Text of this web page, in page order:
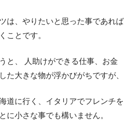
は、やりたいと思った事であれば
ことです。
と、 人助けができる仕事、お金
た大きな物が浮かびがちですが、
道に行く、イタリアでフレンチを
に小さな事でも構いません。